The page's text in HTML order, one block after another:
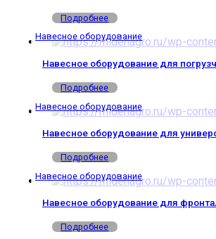
Подробнее
Навесное оборудование
Навесное оборудование для
Подробнее
Навесное оборудование
Навесное оборудование для
Подробнее
Навесное оборудование
Навесное оборудование для
Подробнее